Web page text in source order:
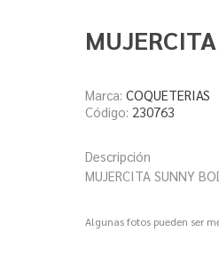
Marca: COQUETERIAS
Código: 230763
Descripción
MUJERCITA SUNNY
Algunas fotos pueden ser